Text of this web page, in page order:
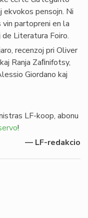
ekvokos pensojn. Ni
vin partopreni en la
Literatura Foiro.
recenzoj pri Oliver
Ranja Zaﬁnifotsy,
Giordano kaj
LF-koop, abonu
!
— LF-redakcio